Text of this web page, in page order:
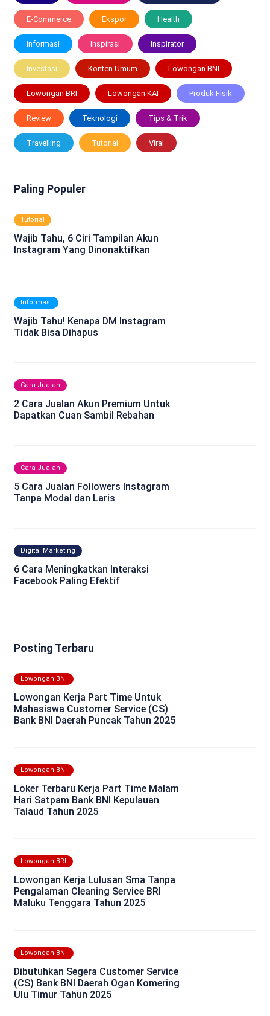
E-Commerce Ekspor Health
Informasi Inspirasi Inspirator
Investasi Konten Umum Lowongan BNI
Lowongan BRI Lowongan KAI Produk Fisik
Review Teknologi Tips & Trik
Travelling Tutorial Viral
Paling Populer
Tutorial
Wajib Tahu, 6 Ciri Tampilan Akun
Instagram Yang Dinonaktifkan
Informasi
Wajib Tahu! Kenapa DM Instagram
Tidak Bisa Dihapus
Cara Jualan
2 Cara Jualan Akun Premium Untuk
Dapatkan Cuan Sambil Rebahan
Cara Jualan
5 Cara Jualan Followers Instagram
Tanpa Modal dan Laris
Digital Marketing
6 Cara Meningkatkan Interaksi
Facebook Paling Efektif
Posting Terbaru
Lowongan BNI
Lowongan Kerja Part Time Untuk
Mahasiswa Customer Service (CS)
Bank BNI Daerah Puncak Tahun 2025
Lowongan BNI
Loker Terbaru Kerja Part Time Malam
Hari Satpam Bank BNI Kepulauan
Talaud Tahun 2025
Lowongan BRI
Lowongan Kerja Lulusan Sma Tanpa
Pengalaman Cleaning Service BRI
Maluku Tenggara Tahun 2025
Lowongan BNI
Dibutuhkan Segera Customer Service
(CS) Bank BNI Daerah Ogan Komering
Ulu Timur Tahun 2025